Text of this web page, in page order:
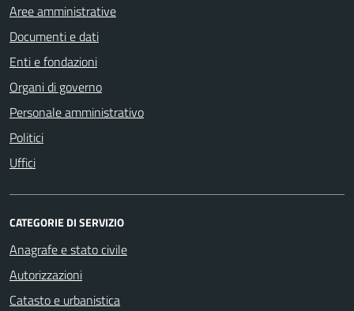
Aree amministrative
Documenti e dati
Enti e fondazioni
Organi di governo
Personale amministrativo
Politici
Uffici
CATEGORIE DI SERVIZIO
Anagrafe e stato civile
Autorizzazioni
Catasto e urbanistica